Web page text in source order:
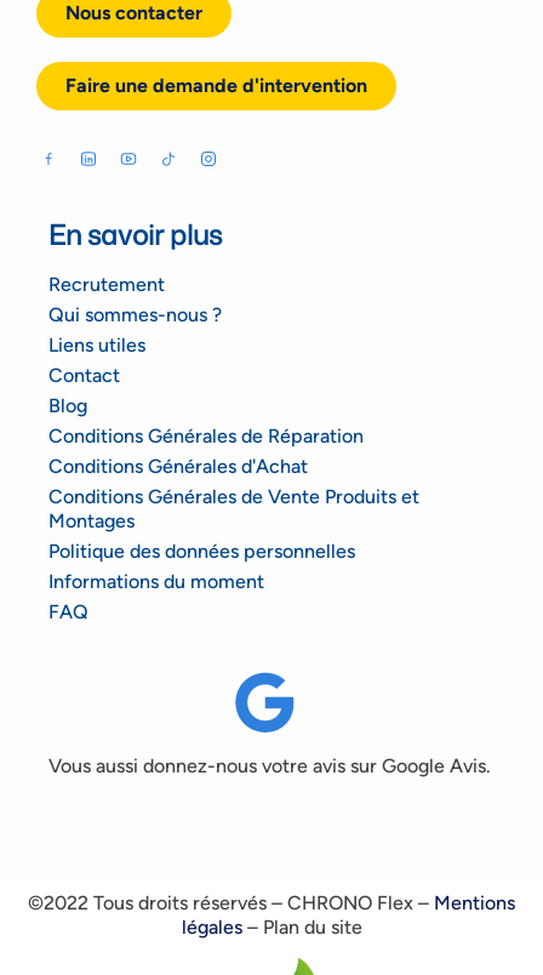
Nous contacter
Faire une demande d'intervention
En savoir plus
Recrutement
Qui sommes-nous ?
Liens utiles
Contact
Blog
Conditions Générales de Réparation
Conditions Générales d'Achat
Conditions Générales de Vente Produits et
Montages
Politique des données personnelles
Informations du moment
FAQ
Vous aussi donnez-nous votre avis sur Google Avis.
©2022 Tous droits réservés – CHRONO Flex – Mentions
légales– Plan du site